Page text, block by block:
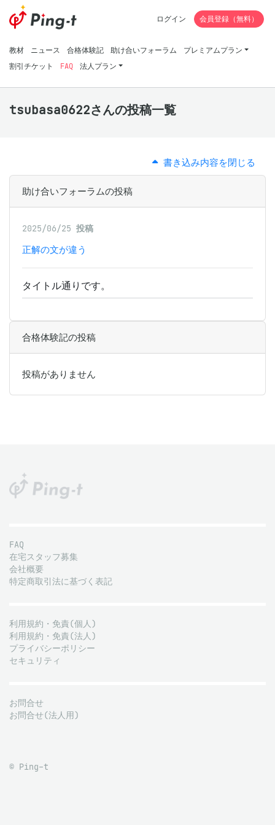
教材 ニュース 合格体験記 助け合いフォーラム
プレミアムプラン
割引チケット
FAQ 法人プラン
ログイン 会員登録（無料）
tsubasa0622さんの投稿一覧
書き込み内容を閉じる
助け合いフォーラムの投稿
2025/06/25 投稿
正解の文が違う
タイトル通りです。
合格体験記の投稿
投稿がありません
FAQ
在宅スタッフ募集
会社概要
特定商取引法に基づく表記
利用規約・免責(個人)
利用規約・免責(法人)
プライバシーポリシー
セキュリティ
お問合せ
お問合せ(法人用)
© Ping-t